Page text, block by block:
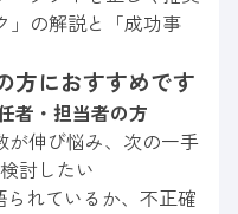
」の解説と「成功事
方におすすめです
者・担当者の方
が伸び悩み、次の一手
討したい
れているか、不正確